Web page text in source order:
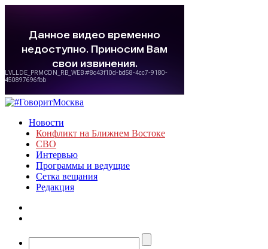
Новости
Конфликт на Ближнем Востоке
СВО
Интервью
Программы и ведущие
Сетка вещания
Редакция